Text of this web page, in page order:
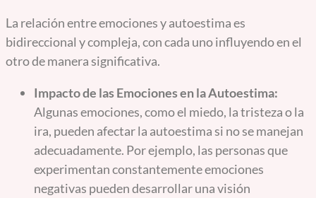
La relación entre emociones y autoestima es
bidireccional y compleja, con cada uno influyendo en el
otro de manera significativa.
Impacto de las Emociones en la Autoestima:
Algunas emociones, como el miedo, la tristeza o la
ira, pueden afectar la autoestima si no se manejan
adecuadamente. Por ejemplo, las personas que
experimentan constantemente emociones
negativas pueden desarrollar una visión